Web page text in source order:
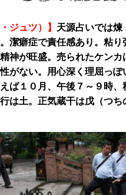
ジュツ）】 天源占いでは煉
潔癖症で責任感あり。粘り
神が旺盛。売られたケンカ
がない。用心深く理屈っぽ
ば１０月、午後７～９時、
は土。正気蔵干は戊（つち